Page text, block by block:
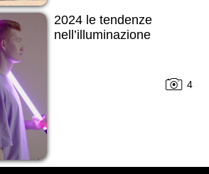
2024 le tendenze
nell’illuminazione
4